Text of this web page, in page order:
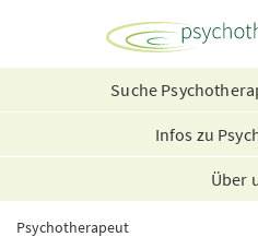
Suche
Infos zu
Über
Psychotherapeut